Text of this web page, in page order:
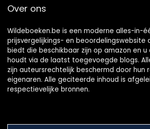
Over ons
Wildeboeken.be is een moderne alles-in-
prijsvergelijkings- en beoordelingswebsite
biedt die beschikbaar zijn op amazon en
houdt via de laatst toegevoegde blogs.
zijn auteursrechtelijk beschermd door hun
eigenaren. Alle geciteerde inhoud is
respectievelijke bronnen.